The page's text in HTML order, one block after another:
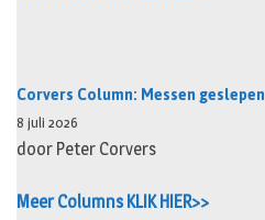
Corvers Column: Messen geslepen
8 juli 2026
door Peter Corvers
Meer Columns KLIK HIER>>